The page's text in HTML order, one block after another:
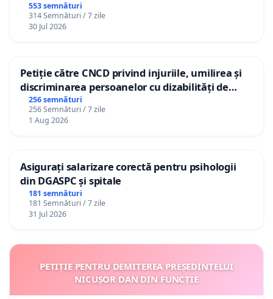
553 semnături
314 Semnături / 7 zile
30 Jul 2026
Petiție către CNCD privind injuriile, umilirea și
discriminarea persoanelor cu dizabilități de
către utilizatorul TikTok „Gorici”
256 semnături
256 Semnături / 7 zile
1 Aug 2026
Asigurați salarizare corectă pentru psihologii
din DGASPC și spitale
181 semnături
181 Semnături / 7 zile
31 Jul 2026
PETIȚIE PENTRU DEMITEREA PREȘEDINTELUI
NICUȘOR DAN DIN FUNCȚIE